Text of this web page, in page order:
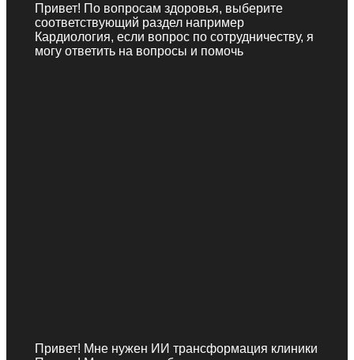
Привет! По вопросам здоровья, выберите
соответствующий раздел например
Кардиология, если вопрос по сотрудничеству, я
могу ответить на вопросы и помочь
Привет! Мне нужен ИИ трансформация клиники